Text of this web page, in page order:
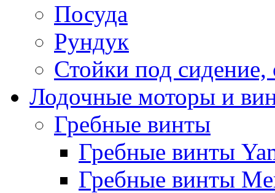
Посуда
Рундук
Стойки под
Лодочные моторы и
Гребные винты
Гребные винты
Гребные винты